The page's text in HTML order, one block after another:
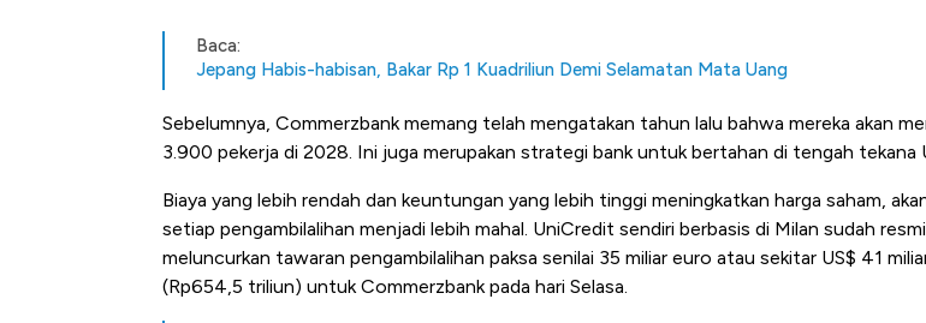
Baca:
Jepang Habis-habisan, Bakar Rp 1 Kuadriliun Demi Selamatan Mata Uang
Sebelumnya, Commerzbank memang telah mengatakan tahun lalu bahwa mereka akan
3.900 pekerja di 2028. Ini juga merupakan strategi bank untuk bertahan di tengah tekana
Biaya yang lebih rendah dan keuntungan yang lebih tinggi meningkatkan harga saham,
setiap pengambilalihan menjadi lebih mahal. UniCredit sendiri berbasis di Milan sudah resmi
meluncurkan tawaran pengambilalihan paksa senilai 35 miliar euro atau sekitar US$ 41
(Rp654,5 triliun) untuk Commerzbank pada hari Selasa.